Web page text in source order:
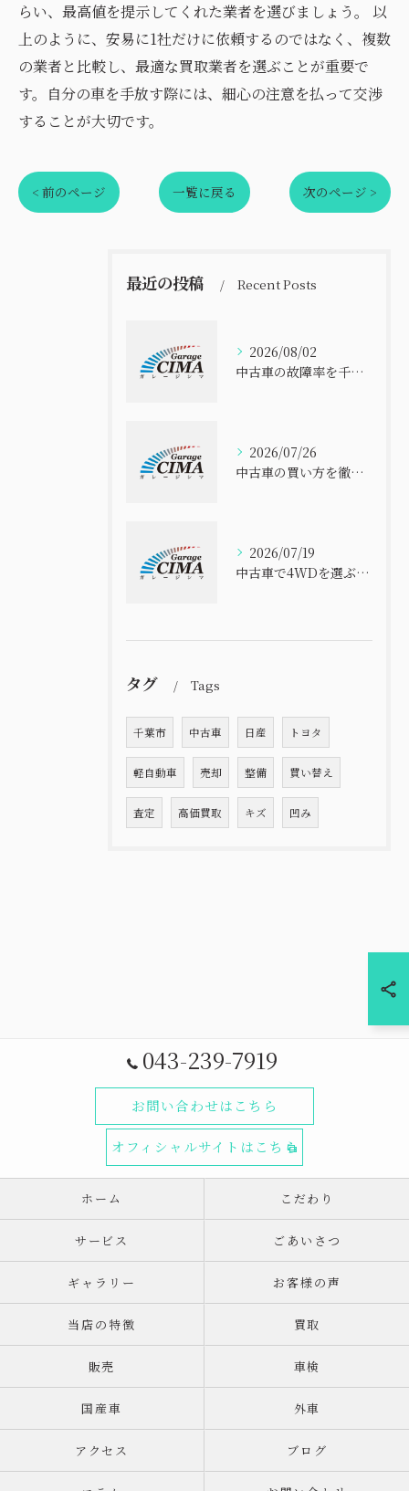
らい、最高値を提示してくれた業者を選びましょう。 以
上のように、安易に1社だけに依頼するのではなく、複数
の業者と比較し、最適な買取業者を選ぶことが重要で
す。自分の車を手放す際には、細心の注意を払って交渉
することが大切です。
< 前のページ 一覧に戻る 次のページ >
最近の投稿 Recent Posts
2026/08/02
中古車の故障率を千葉県で比べて安全に選ぶ実践ポイント
2026/07/26
中古車の買い方を徹底解説 初心者でも失敗しない選び方と安心購入ガイド
2026/07/19
中古車で4WDを選ぶなら千葉県のコスパと信頼性を徹底比較
タグ Tags
千葉市 中古車 日産 トヨタ
軽自動車 売却 整備 買い替え
査定 高価買取 キズ 凹み
043-239-7919
お問い合わせはこちら
オフィシャルサイトはこちら
ホーム こだわり
サービス ごあいさつ
ギャラリー お客様の声
当店の特徴 買取
販売 車検
国産車 外車
アクセス ブログ